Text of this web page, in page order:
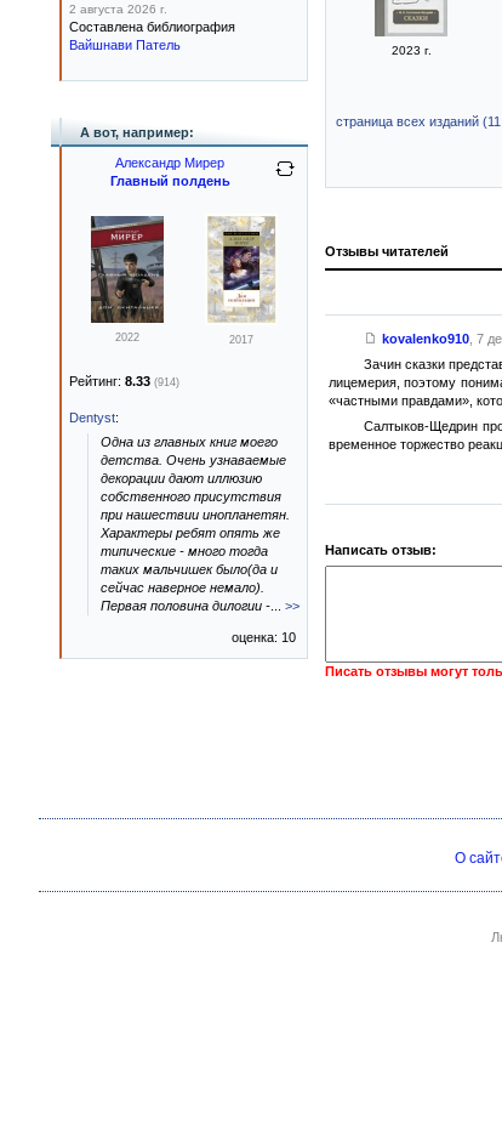
2023 г.
страница всех изданий
Отзывы читателей
kovalenko910, 7
Зачин сказки
лицемерия, поэтому
«частными правдами»,
Салтыков-Щедрин
временное торжество
Написать отзыв:
Писать отзывы могут
2 августа 2026 г.
Составлена библиография
Вайшнави Патель
А вот, например:
Александр Мирер
Главный полдень
2022 2017
Рейтинг: 8.33 (914)
Dentyst:
Одна из главных книг моего
детства. Очень узнаваемые
декорации дают иллюзию
собственного присутствия
при нашествии инопланетян.
Характеры ребят опять же
типические - много тогда
таких мальчишек было(да и
сейчас наверное немало).
Первая половина дилогии -
>>
оценка: 10
О